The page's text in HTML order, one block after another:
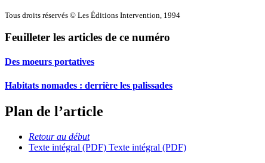
Tous droits réservés © Les Éditions Intervention, 1994
Feuilleter les articles de ce numéro
Des moeurs portatives
Habitats nomades : derrière les palissades
Plan de l’article
Retour au début
Texte intégral (PDF) Texte intégral (PDF)